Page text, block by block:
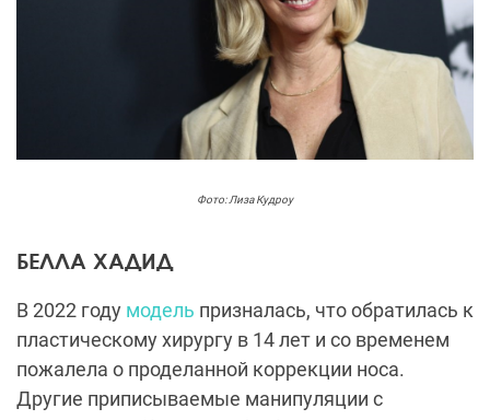
Фото: Лиза Кудроу
БЕЛЛА ХАДИД
В 2022 году модель призналась, что обратилась к
пластическому хирургу в 14 лет и со временем
пожалела о проделанной коррекции носа.
Другие приписываемые манипуляции с